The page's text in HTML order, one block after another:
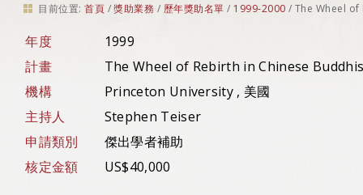
目前位置: 首頁 /獎助業務 / 歷年獎助名單 / 1999-2000 / The Wheel
年度
1999
計畫
The Wheel of Rebirth in Chinese
機構
Princeton University , 美國
主持人
Stephen Teiser
申請類別
傑出學者補助
核定金額
US$40,000